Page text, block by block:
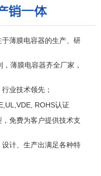
薄膜电容器的生产、研
薄膜电容器齐全厂家，
业技术领先；
ROHS认证
免费为客户提供技术支
计、生产出满足各种特